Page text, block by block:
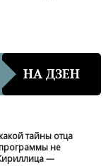
НА ДЗЕН
тайны отца
не
—